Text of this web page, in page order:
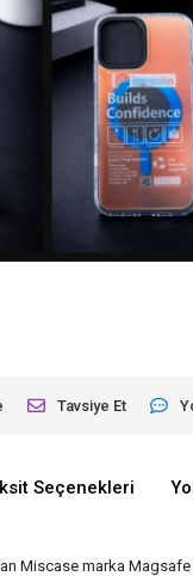
Tavsiye Et
Seçenekleri
Miscase marka